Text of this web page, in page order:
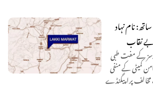
نام نہاد
بے نقاب
کے مفت طبی
کمیٹی کے منفی
پراپیگنڈے